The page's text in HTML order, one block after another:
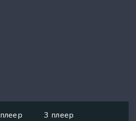
3 плеер